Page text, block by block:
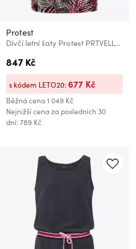
Protest
Dívčí letní šaty Protest PRTVELLAI JR
847 Kč
Běžná cena1 049 Kč
Nejnižší cena za posledních 30
dní: 789 Kč
s kódem LETO20:677 Kč